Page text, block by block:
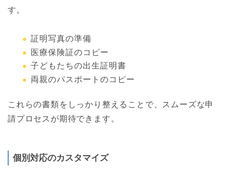
す。
証明写真の準備
医療保険証のコピー
子どもたちの出生証明書
両親のパスポートのコピー
これらの書類をしっかり整えることで、スムーズな申
請プロセスが期待できます。
個別対応のカスタマイズ